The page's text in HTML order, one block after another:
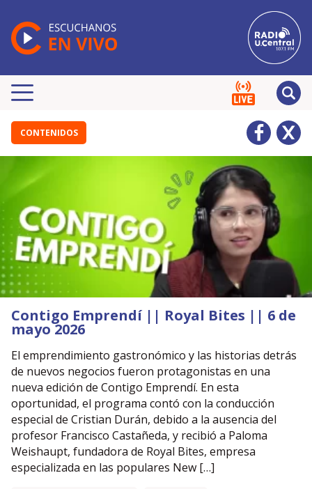
CONTENIDOS
Contigo Emprendí || Royal Bites || 6 de
mayo 2026
El emprendimiento gastronómico y las historias detrás
de nuevos negocios fueron protagonistas en una
nueva edición de Contigo Emprendí. En esta
oportunidad, el programa contó con la conducción
especial de Cristian Durán, debido a la ausencia del
profesor Francisco Castañeda, y recibió a Paloma
Weishaupt, fundadora de Royal Bites, empresa
especializada en las populares New […]